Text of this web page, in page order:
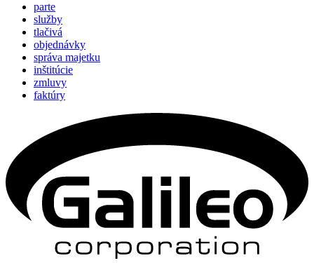
parte
služby
tlačivá
objednávky
správa majetku
inštitúcie
zmluvy
faktúry